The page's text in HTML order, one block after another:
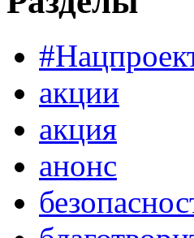
акции
акция
анонс